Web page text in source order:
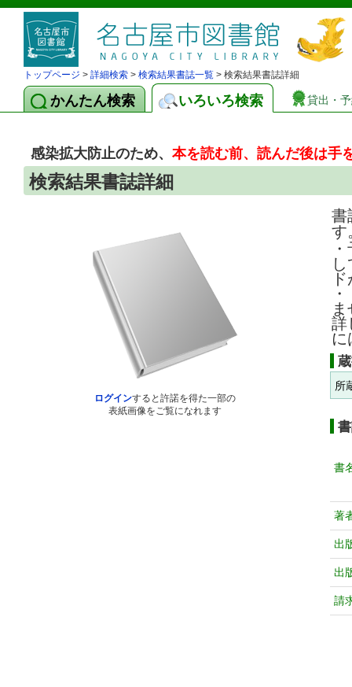
トップページ > 詳細検索 > 検索結果書誌一覧 > 検索結果書誌詳細
かんたん検索 いろいろ検索 貸出・
感染拡大防止のため、本を読む前、読んだ後は手
検索結果書誌詳細
ログインすると許諾を得た一部の
表紙画像をご覧になれます
書
す
詳
に
所
書
著
出
出
請